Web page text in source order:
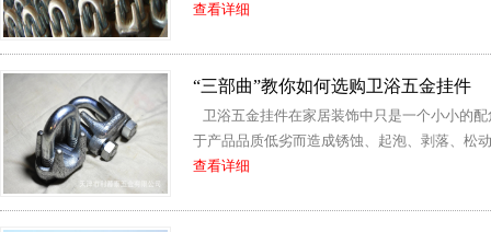
查看详细
“三部曲”教你如何选购卫浴五金挂件
卫浴五金挂件在家居装饰中只是一个小小的
于产品品质低劣而造成锈蚀、起泡、剥落、松
查看详细